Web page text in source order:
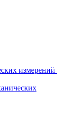
измерений